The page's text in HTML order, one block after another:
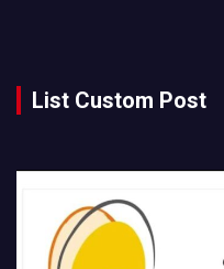
List Custom Post